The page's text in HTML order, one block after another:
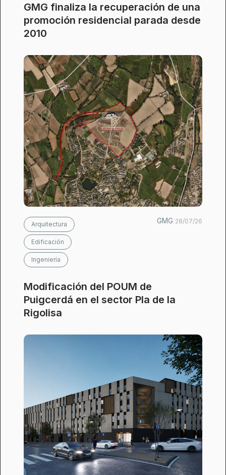
GMG finaliza la recuperación de una
promoción residencial parada desde
2010
Arquitectura
Edificación
Ingeniería
GMG 28/07/26
Modificación del POUM de
Puigcerdá en el sector Pla de la
Rigolisa